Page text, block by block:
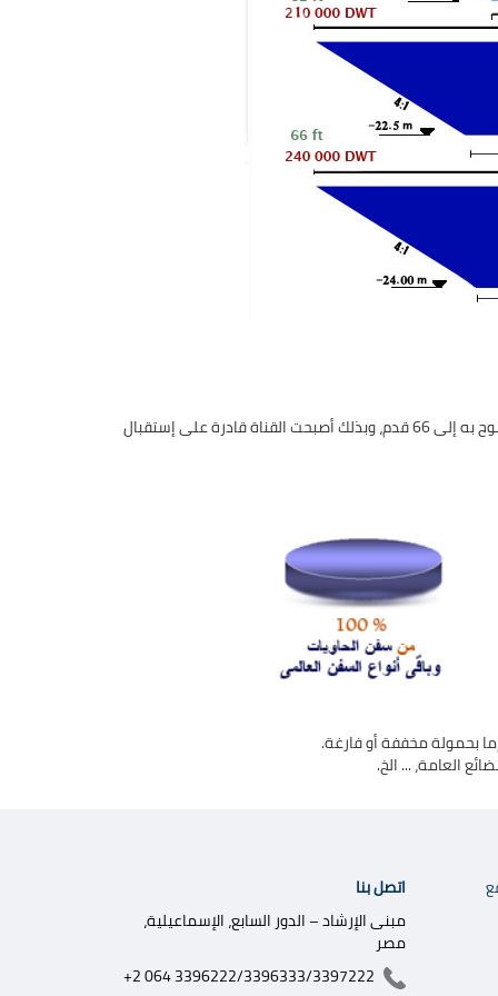
أعلنت هيئة قناة السويس في يناير 2010 عن إنتهاء أعمال الوصول بغاطس العبور المسموح به إلى 66 قدم، وبذلك أصبحت القناة قادرة على إستقبال
بحمولة مخففة أو فارغة.
العامة، ... الخ.​​​​
اتصل بنا
مبنى الإرشاد – الدور السابع، الإسماعيلية،
مصر
+2 064 3396222/3396333/3397222